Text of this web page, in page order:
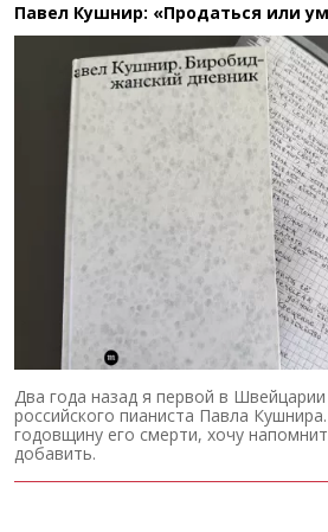
Павел Кушнир: «Продаться или
Два года назад я первой в Швейцарии
российского пианиста Павла
годовщину его смерти, хочу
добавить.